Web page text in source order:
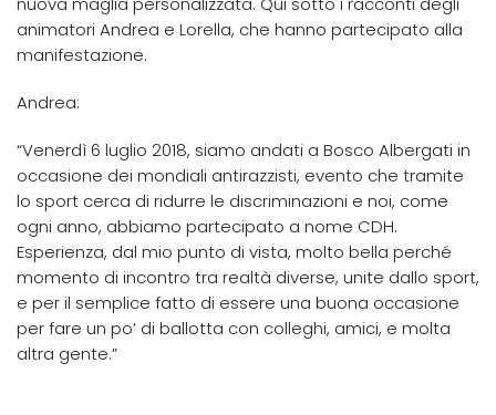
animatori Andrea e Lorella, che hanno partecipato alla
manifestazione.
Andrea:
“Venerdì 6 luglio 2018, siamo andati a Bosco Albergati in
occasione dei mondiali antirazzisti, evento che tramite
lo sport cerca di ridurre le discriminazioni e noi, come
ogni anno, abbiamo partecipato a nome CDH.
Esperienza, dal mio punto di vista, molto bella perché
momento di incontro tra realtà diverse, unite dallo sport,
e per il semplice fatto di essere una buona occasione
per fare un po’ di ballotta con colleghi, amici, e molta
altra gente.”